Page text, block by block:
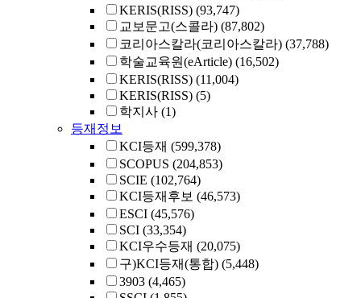
KERIS(RISS) (93,747)
교보문고(스콜라) (87,802)
코리아스칼라(코리아스칼라) (37,788)
학술교육원(eArticle) (16,502)
KERIS(RISS) (11,004)
KERIS(RISS) (5)
학지사 (1)
등재정보
KCI등재 (599,378)
SCOPUS (204,853)
SCIE (102,764)
KCI등재후보 (46,573)
ESCI (45,576)
SCI (33,354)
KCI우수등재 (20,075)
구)KCI등재(통합) (5,448)
3903 (4,465)